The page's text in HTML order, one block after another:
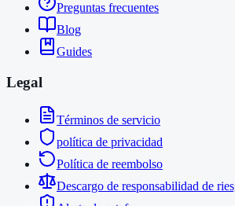
Preguntas frecuentes
Blog
Guides
Legal
Términos de servicio
política de privacidad
Política de reembolso
Descargo de responsabilidad de